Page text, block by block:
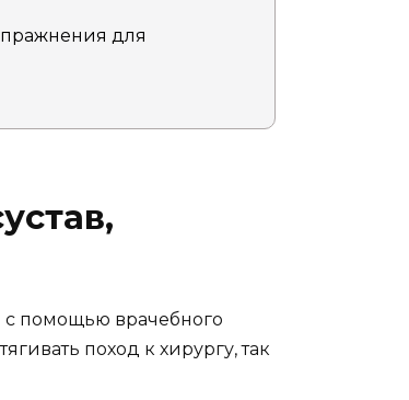
для
помощью врачебного
поход к хирургу, так